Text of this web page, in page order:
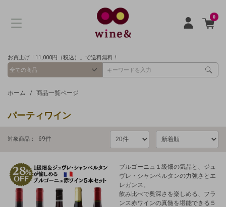
0
お買上げ「11,000円（税込）」で送料無料！
ホーム 商品一覧ページ
パーティワイン
対象商品： 69件
ブルゴーニュ１級畑の気品と、ジュ
ヴレ・シャンベルタンの力強さとエ
レガンス。
飲み比べで奥深さを楽しめる、フラ
ンス赤ワインの真髄を堪能できる５